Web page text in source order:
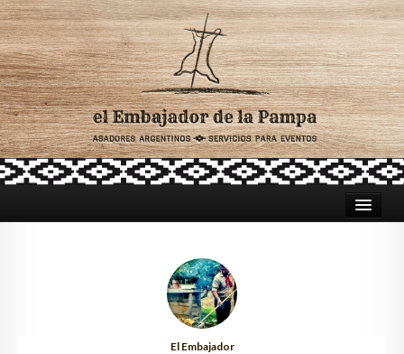
ASADORES PARA CATERING
TRADICIÓN ARGENTINA
El Embajador